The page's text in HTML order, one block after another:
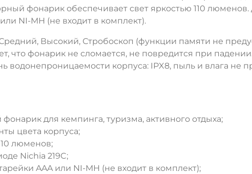
фонарик обеспечивает свет яркостью 110
NI-MH (не входит в комплект).
Высокий, Стробоскоп (функции памяти не
что фонарик не сломается, не повредится при
водонепроницаемости корпуса: IPX8, пыль и влага не
для кемпинга, туризма, активного отдыха;
цвета корпуса;
люменов;
Nichia 219C;
AAA или NI-MH (не входит в комплект);